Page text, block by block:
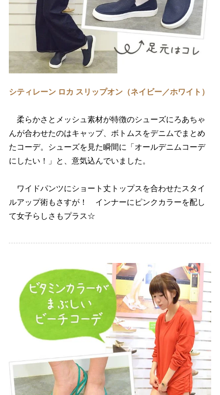
シティレーン ロカ スリップオン（ネイビー／ホワイト）
柔らかさとメッシュ素材が特徴のシューズにろあちゃ
んが合わせたのはキャップ、ボトムスをデニムでまとめ
たコーデ。シューズを見た瞬間に「オールデニムコーデ
にしたい！」と、意気込んでいました。
ワイドパンツにショート丈トップスを合わせたスタイ
ルアップ術もさすが！ インナーにピンクカラーを配し
て女子らしさもプラス☆